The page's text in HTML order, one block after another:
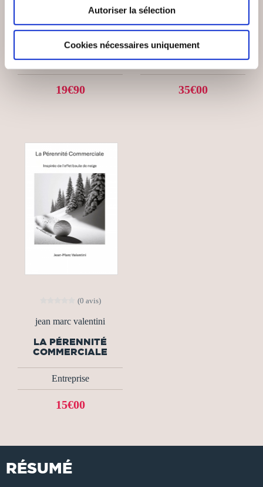
Autoriser la sélection
Cookies nécessaires uniquement
Thierry GATINES Ph.D
PREPARER LA
9001
Entreprise
19€90
Emmanuel VIVIER
COMMENT RÉUSSIR
DE ...
Entreprise
35€00
(0 avis)
jean marc valentini
LA PÉRENNITÉ
COMMERCIALE
Entreprise
15€00
RÉSUMÉ